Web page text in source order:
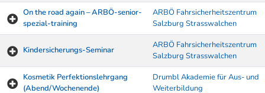
On the road again – ARBÖ-senior-
spezial-training
ARBÖ Fahrsicherheitszentrum
Salzburg Strasswalchen
Kindersicherungs-Seminar
ARBÖ Fahrsicherheitszentrum
Salzburg Strasswalchen
Kosmetik Perfektionslehrgang
(Abend/Wochenende)
Drumbl Akademie für Aus- und
Weiterbildung